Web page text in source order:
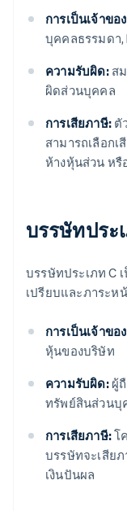
การเป็นเจ้าขอ
บุคคลธรรมดา,
ความรับผิด:สม
ผิดส่วนบุคคล
การเสียภาษี: ตั
สามารถเลือก
ห้างหุ้นส่วน ห
บรรษัทประ
บรรษัทประเภท C
เปรียบและภาระ
การเป็นเจ้าขอ
หุ้นของบริษัท
ความรับผิด:ผู้ถื
ทรัพย์สินส่วนบุ
การเสียภาษี:โ
บรรษัทจะเสีย
เงินปันผล